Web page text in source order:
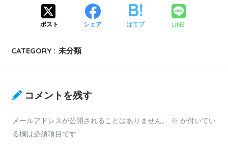
ポスト シェア はてブ LINE
CATEGORY : 未分類
コメントを残す
メールアドレスが公開されることはありません。 ※ が付いてい
る欄は必須項目です